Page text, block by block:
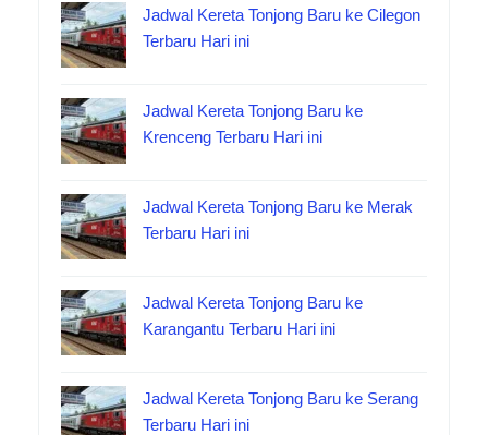
Jadwal Kereta Tonjong Baru ke Cilegon
Terbaru Hari ini
Jadwal Kereta Tonjong Baru ke
Krenceng Terbaru Hari ini
Jadwal Kereta Tonjong Baru ke Merak
Terbaru Hari ini
Jadwal Kereta Tonjong Baru ke
Karangantu Terbaru Hari ini
Jadwal Kereta Tonjong Baru ke Serang
Terbaru Hari ini